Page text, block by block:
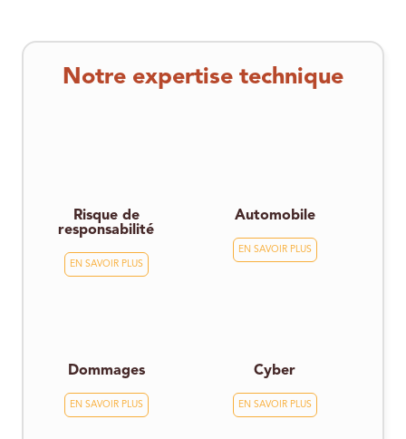
Notre expertise technique
Risque de
responsabilité
EN SAVOIR PLUS
Automobile
EN SAVOIR PLUS
Dommages
EN SAVOIR PLUS
Cyber
EN SAVOIR PLUS